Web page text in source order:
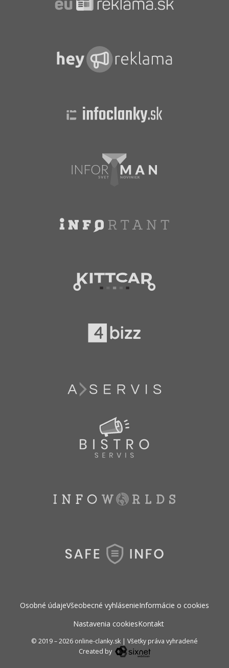
Osobné údajeVšeobecné vyhlásenieInformácie o cookies
Nastavenia cookiesKontakt
© 2019 – 2026 online-clanky.sk | Všetky práva vyhradené
Created by